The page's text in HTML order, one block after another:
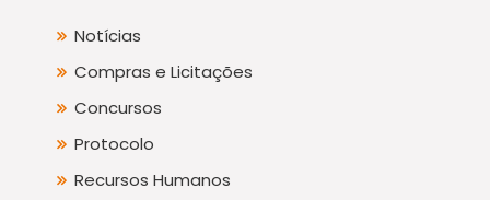
Notícias
Compras e Licitações
Concursos
Protocolo
Recursos Humanos